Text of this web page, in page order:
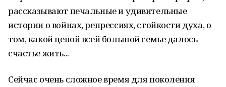
рассказывают печальные и удивительные
истории о войнах, репрессиях, стойкости духа, о
том, какой ценой всей большой семье далось
счастье жить...
Сейчас очень сложное время для поколения